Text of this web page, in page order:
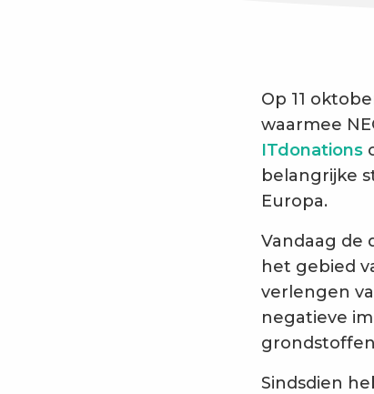
Op 11
waarmee
ITdonations
belangrijke
Europa.
Vandaag de
het gebied
verlengen
negatieve
Sindsdien